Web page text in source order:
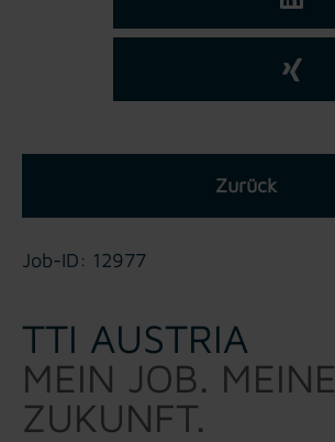
Zurück
Job-ID: 12977
TTI AUSTRIA
MEIN JOB. MEINE
ZUKUNFT.